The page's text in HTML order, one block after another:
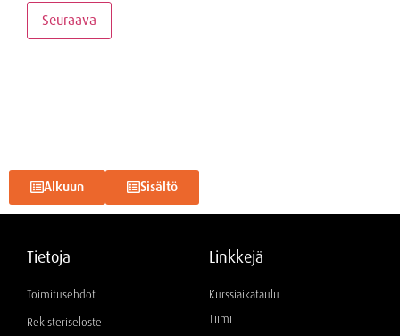
Seuraava
Alkuun Sisältö
Tietoja
Toimitusehdot
Rekisteriseloste
Linkkejä
Kurssiaikataulu
Tiimi